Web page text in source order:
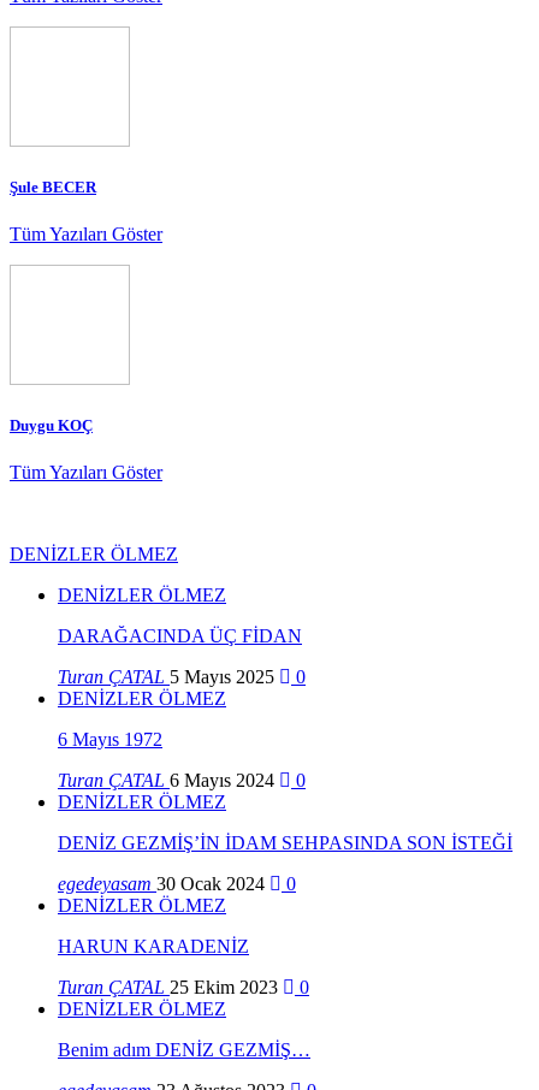
Şule BECER
Tüm Yazıları Göster
Duygu KOÇ
Tüm Yazıları Göster
DENİZLER ÖLMEZ
DENİZLER ÖLMEZ
DARAĞACINDA ÜÇ FİDAN
Turan ÇATAL 5 Mayıs 2025
0
DENİZLER ÖLMEZ
6 Mayıs 1972
Turan ÇATAL 6 Mayıs 2024
0
DENİZLER ÖLMEZ
DENİZ GEZMİŞ’İN İDAM SEHPASINDA SON İSTEĞİ
egedeyasam 30 Ocak 2024
0
DENİZLER ÖLMEZ
HARUN KARADENİZ
Turan ÇATAL 25 Ekim 2023
0
DENİZLER ÖLMEZ
Benim adım DENİZ GEZMİŞ…